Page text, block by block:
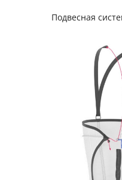
Подвесная